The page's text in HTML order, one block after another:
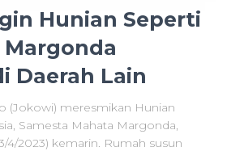
Hunian Seperti
Margonda
Daerah Lain
(Jokowi) meresmikan Hunian
Samesta Mahata Margonda,
4/2023) kemarin. Rumah susun